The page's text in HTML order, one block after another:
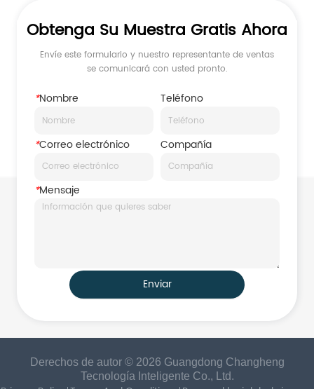
Obtenga Su Muestra Gratis Ahora
Envíe este formulario y nuestro representante de ventas
se comunicará con usted pronto.
*Nombre Teléfono
*Correo electrónico Compañía
*Mensaje
Enviar
Derechos de autor © 2026 Guangdong Changheng
Tecnología Inteligente Co., Ltd.